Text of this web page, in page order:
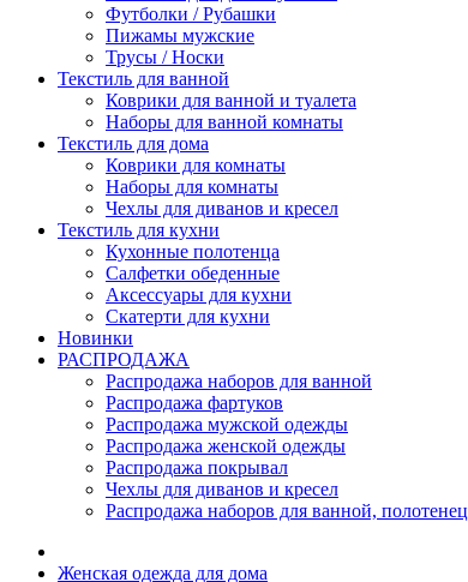
Футболки / Рубашки
Пижамы мужские
Трусы / Носки
Текстиль для ванной
Коврики для ванной и туалета
Наборы для ванной комнаты
Текстиль для дома
Коврики для комнаты
Наборы для комнаты
Чехлы для диванов и кресел
Текстиль для кухни
Кухонные полотенца
Салфетки обеденные
Аксессуары для кухни
Скатерти для кухни
Новинки
РАСПРОДАЖА
Распродажа наборов для ванной
Распродажа фартуков
Распродажа мужской одежды
Распродажа женской одежды
Распродажа покрывал
Чехлы для диванов и кресел
Распродажа наборов для ванной, полотенец
Женская одежда для дома